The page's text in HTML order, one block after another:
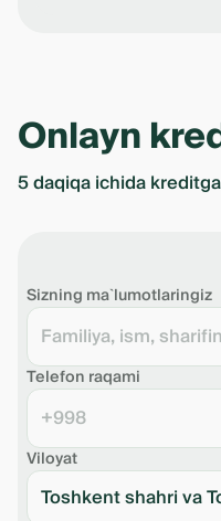
Рассчет
размер
банком по
Foiz stavkasi
Sug'urta xarajatlari
Garovni baholash
*KTQ - qarz oluvchi
uchun to'lanadigan
Onlayn
5 daqiqa ichida
Sizning ma`lumotlaringiz
Telefon raqami
+998
Viloyat
Toshkent shahri va